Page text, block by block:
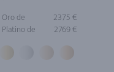
Oro de
2375 €
Platino de
2769 €